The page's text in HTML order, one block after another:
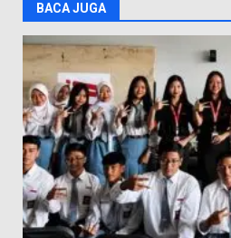
BACA JUGA